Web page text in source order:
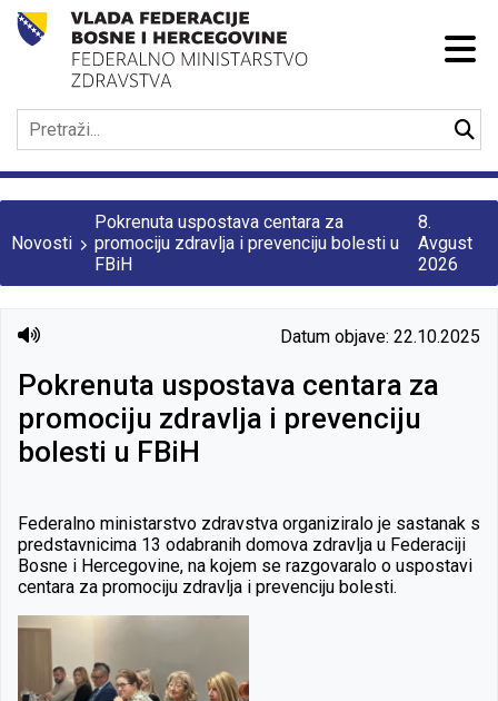
Novosti
Pokrenuta uspostava centara za
promociju zdravlja i prevenciju bolesti u
FBiH
8.
Avgust
2026
Datum objave: 22.10.2025
Pokrenuta uspostava centara za
promociju zdravlja i prevenciju
bolesti u FBiH
Federalno ministarstvo zdravstva organiziralo je sastanak s
predstavnicima 13 odabranih domova zdravlja u Federaciji
Bosne i Hercegovine, na kojem se razgovaralo o uspostavi
centara za promociju zdravlja i prevenciju bolesti.